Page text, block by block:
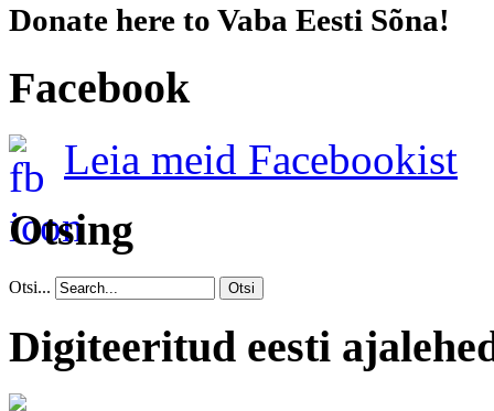
Donate here to Vaba Eesti Sõna!
Facebook
Leia meid Facebookist
Otsing
Otsi... Otsi
Digiteeritud eesti